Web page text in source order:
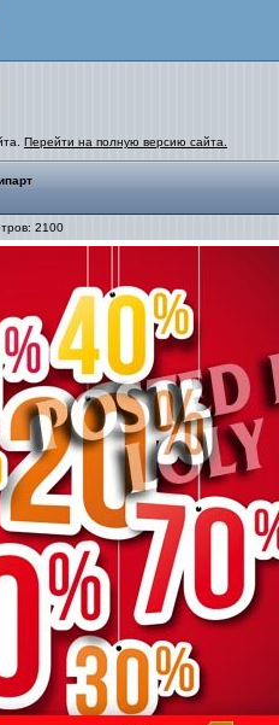
Перейти на полную версию сайта.
2100